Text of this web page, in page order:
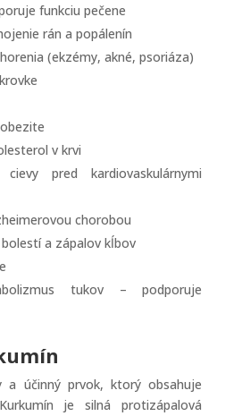
funkciu pečene
rán a popálenín
(ekzémy, akné, psoriáza)
v krvi
pred kardiovaskulárnymi
chorobou
a zápalov kĺbov
tukov – podporuje
a účinný prvok, ktorý obsahuje
je silná protizápalová